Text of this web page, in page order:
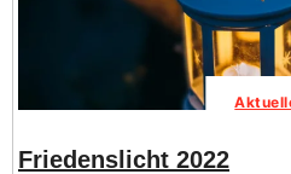
Friedenslicht 2022